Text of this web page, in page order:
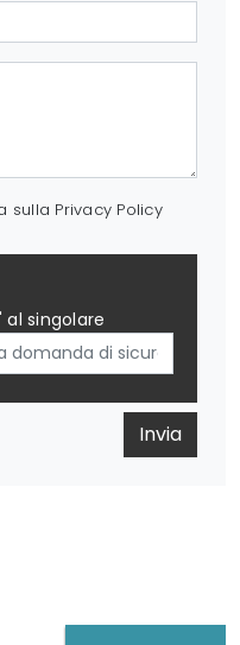
sulla Privacy Policy
al singolare
Invia